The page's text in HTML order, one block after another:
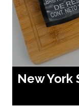
New York